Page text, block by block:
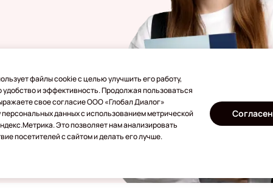
файлы cookie с целью улучшить его работу,
удобство и эффективность. Продолжая пользоваться
свое согласие ООО «Глобал Диалог»
персональных данных с использованием метрической
Это позволяет нам анализировать
посетителей с сайтом и делать его лучше.
Согласен